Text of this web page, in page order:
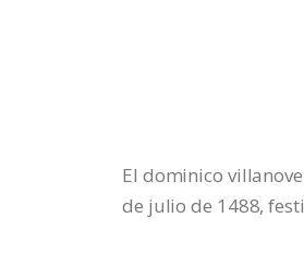
El dominico
de julio de 1488,